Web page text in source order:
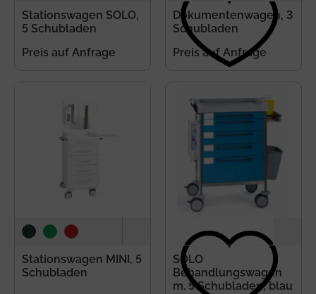
Anmeldung
Merkliste
Stationswagen SOLO,
5 Schubladen
Preis auf Anfrage
Dokumentenwagen, 3
Schubladen
Preis auf Anfrage
Stationswagen MINI, 5
Schubladen
SOLO
Behandlungswagen
m. 5 Schubladen, blau